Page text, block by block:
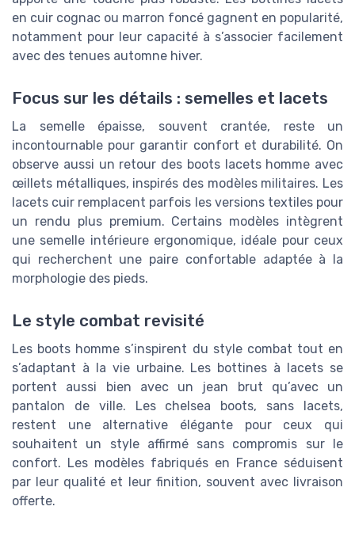
en cuir cognac ou marron foncé gagnent en popularité,
notamment pour leur capacité à s’associer facilement
avec des tenues automne hiver.
Focus sur les détails : semelles et lacets
La semelle épaisse, souvent crantée, reste un
incontournable pour garantir confort et durabilité. On
observe aussi un retour des boots lacets homme avec
œillets métalliques, inspirés des modèles militaires. Les
lacets cuir remplacent parfois les versions textiles pour
un rendu plus premium. Certains modèles intègrent
une semelle intérieure ergonomique, idéale pour ceux
qui recherchent une paire confortable adaptée à la
morphologie des pieds.
Le style combat revisité
Les boots homme s’inspirent du style combat tout en
s’adaptant à la vie urbaine. Les bottines à lacets se
portent aussi bien avec un jean brut qu’avec un
pantalon de ville. Les chelsea boots, sans lacets,
restent une alternative élégante pour ceux qui
souhaitent un style affirmé sans compromis sur le
confort. Les modèles fabriqués en France séduisent
par leur qualité et leur finition, souvent avec livraison
offerte.